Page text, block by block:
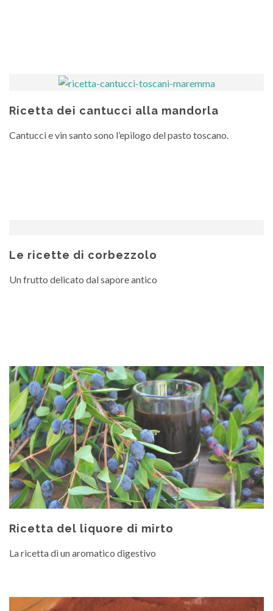
Ricetta dei cantucci alla mandorla
Cantucci e vin santo sono l’epilogo del pasto toscano.
Le ricette di corbezzolo
Un frutto delicato dal sapore antico
Ricetta del liquore di mirto
La ricetta di un aromatico digestivo